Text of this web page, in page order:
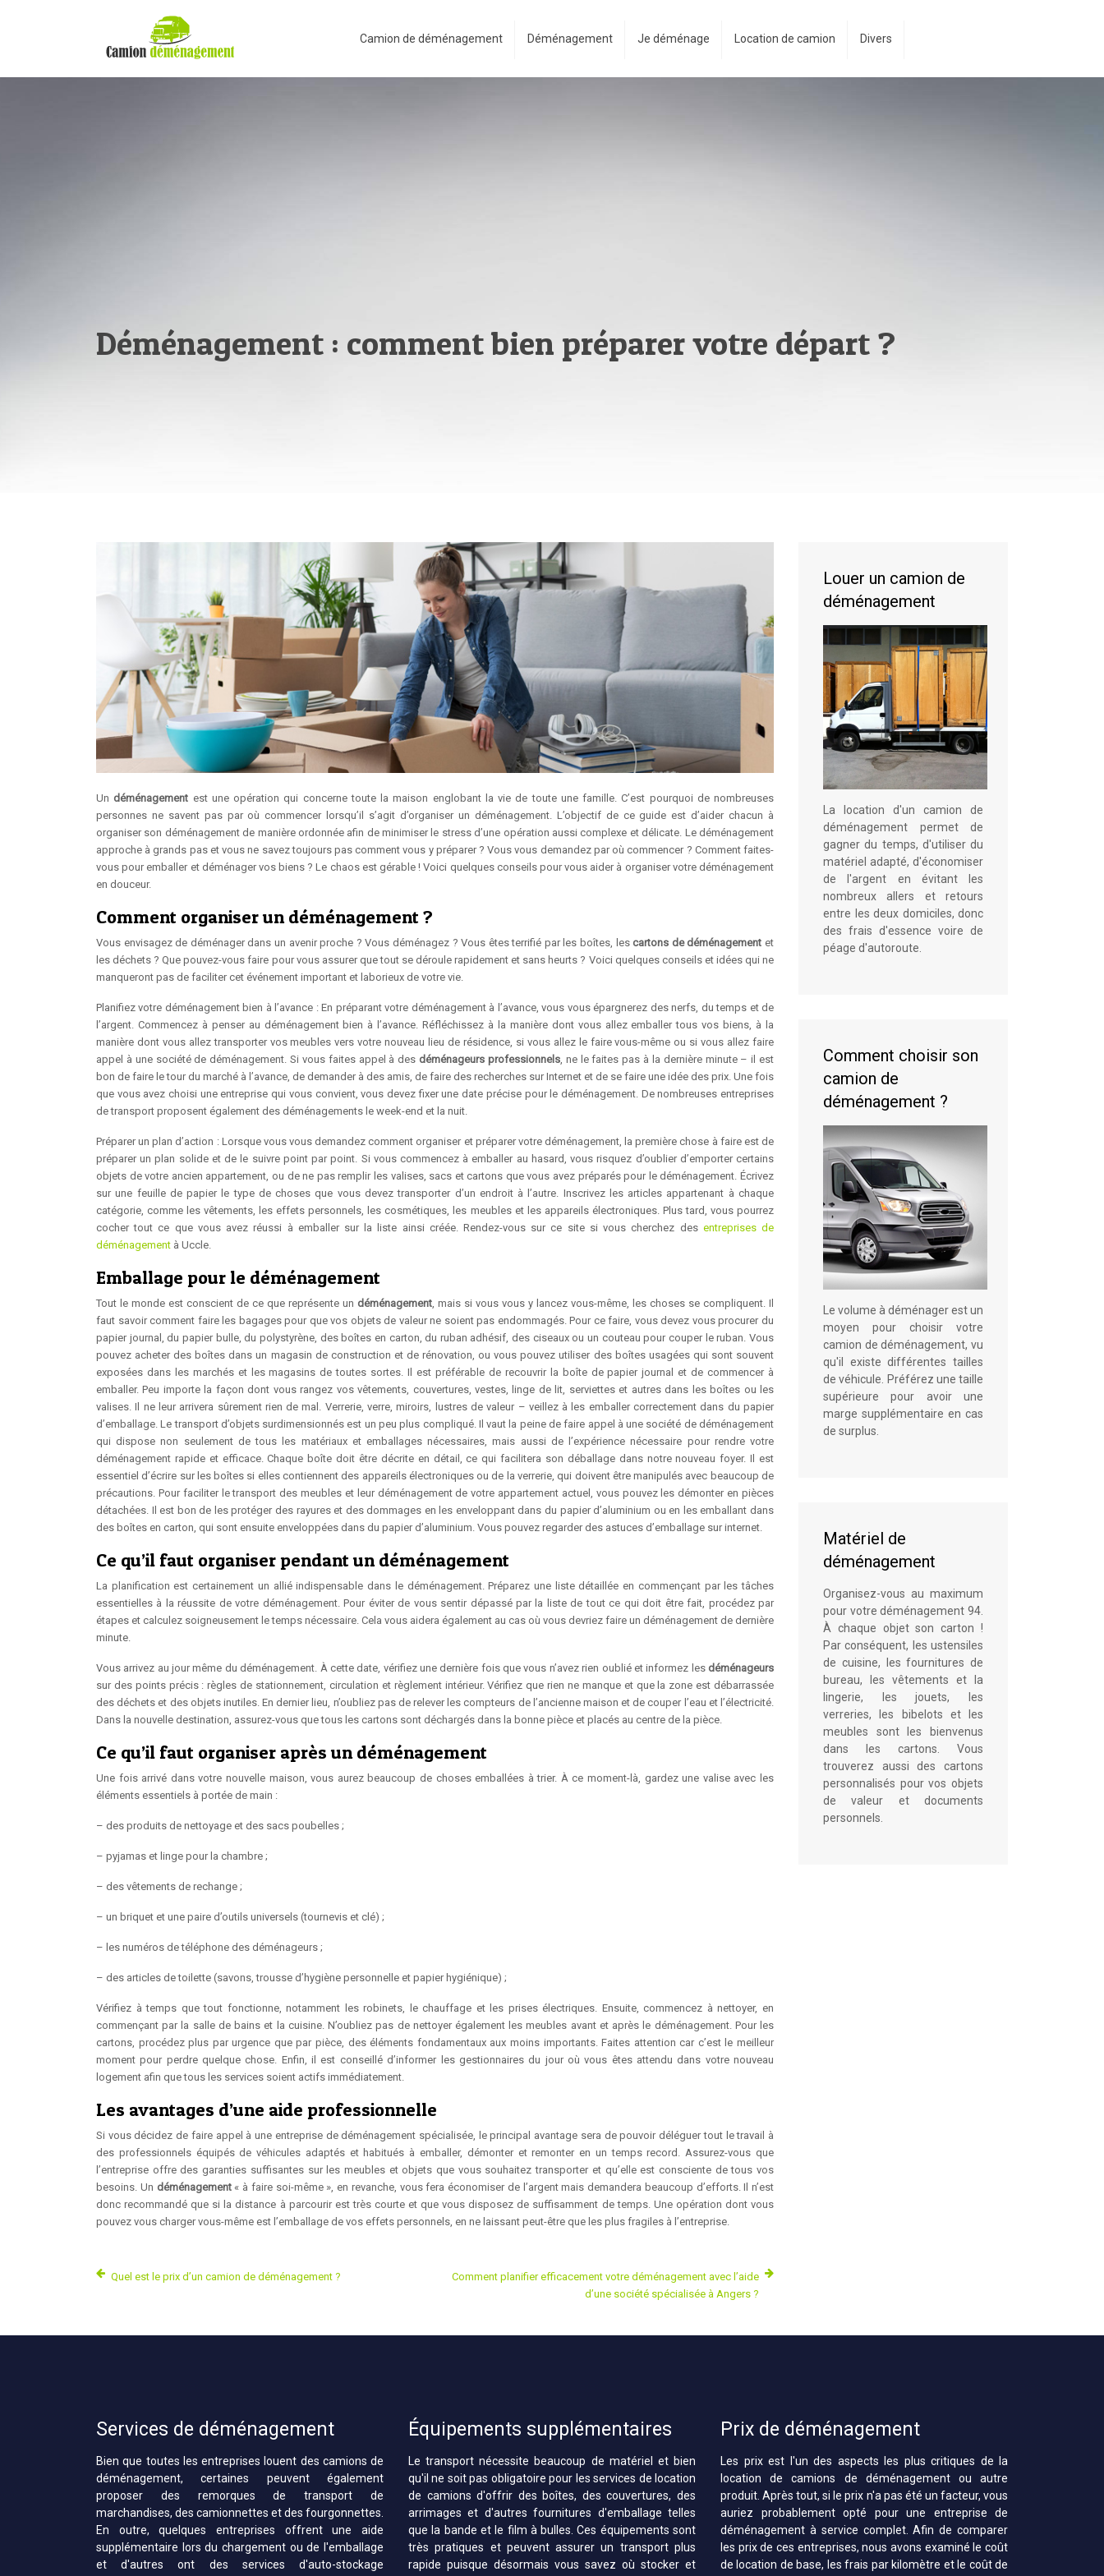
Camion de déménagement Déménagement Je déménage Location de camion Divers
Déménagement : comment bien préparer votre départ ?
Un déménagement est une opération qui concerne toute la maison englobant la vie de toute une famille. C’est pourquoi de nombreuses
personnes ne savent pas par où commencer lorsqu’il s’agit d’organiser un déménagement. L’objectif de ce guide est d’aider chacun à
organiser son déménagement de manière ordonnée afin de minimiser le stress d’une opération aussi complexe et délicate. Le déménagement
approche à grands pas et vous ne savez toujours pas comment vous y préparer ? Vous vous demandez par où commencer ? Comment faites-
vous pour emballer et déménager vos biens ? Le chaos est gérable ! Voici quelques conseils pour vous aider à organiser votre déménagement
en douceur.
Comment organiser un déménagement ?
Vous envisagez de déménager dans un avenir proche ? Vous déménagez ? Vous êtes terrifié par les boîtes, les cartons de déménagement et
les déchets ? Que pouvez-vous faire pour vous assurer que tout se déroule rapidement et sans heurts ? Voici quelques conseils et idées qui ne
manqueront pas de faciliter cet événement important et laborieux de votre vie.
Planifiez votre déménagement bien à l’avance : En préparant votre déménagement à l’avance, vous vous épargnerez des nerfs, du temps et de
l’argent. Commencez à penser au déménagement bien à l’avance. Réfléchissez à la manière dont vous allez emballer tous vos biens, à la
manière dont vous allez transporter vos meubles vers votre nouveau lieu de résidence, si vous allez le faire vous-même ou si vous allez faire
appel à une société de déménagement. Si vous faites appel à des déménageurs professionnels, ne le faites pas à la dernière minute – il est
bon de faire le tour du marché à l’avance, de demander à des amis, de faire des recherches sur Internet et de se faire une idée des prix. Une fois
que vous avez choisi une entreprise qui vous convient, vous devez fixer une date précise pour le déménagement. De nombreuses entreprises
de transport proposent également des déménagements le week-end et la nuit.
Préparer un plan d’action : Lorsque vous vous demandez comment organiser et préparer votre déménagement, la première chose à faire est de
préparer un plan solide et de le suivre point par point. Si vous commencez à emballer au hasard, vous risquez d’oublier d’emporter certains
objets de votre ancien appartement, ou de ne pas remplir les valises, sacs et cartons que vous avez préparés pour le déménagement. Écrivez
sur une feuille de papier le type de choses que vous devez transporter d’un endroit à l’autre. Inscrivez les articles appartenant à chaque
catégorie, comme les vêtements, les effets personnels, les cosmétiques, les meubles et les appareils électroniques. Plus tard, vous pourrez
cocher tout ce que vous avez réussi à emballer sur la liste ainsi créée. Rendez-vous sur ce site si vous cherchez des entreprises de
déménagement à Uccle.
Emballage pour le déménagement
Tout le monde est conscient de ce que représente un déménagement, mais si vous vous y lancez vous-même, les choses se compliquent. Il
faut savoir comment faire les bagages pour que vos objets de valeur ne soient pas endommagés. Pour ce faire, vous devez vous procurer du
papier journal, du papier bulle, du polystyrène, des boîtes en carton, du ruban adhésif, des ciseaux ou un couteau pour couper le ruban. Vous
pouvez acheter des boîtes dans un magasin de construction et de rénovation, ou vous pouvez utiliser des boîtes usagées qui sont souvent
exposées dans les marchés et les magasins de toutes sortes. Il est préférable de recouvrir la boîte de papier journal et de commencer à
emballer. Peu importe la façon dont vous rangez vos vêtements, couvertures, vestes, linge de lit, serviettes et autres dans les boîtes ou les
valises. Il ne leur arrivera sûrement rien de mal. Verrerie, verre, miroirs, lustres de valeur – veillez à les emballer correctement dans du papier
d’emballage. Le transport d’objets surdimensionnés est un peu plus compliqué. Il vaut la peine de faire appel à une société de déménagement
qui dispose non seulement de tous les matériaux et emballages nécessaires, mais aussi de l’expérience nécessaire pour rendre votre
déménagement rapide et efficace. Chaque boîte doit être décrite en détail, ce qui facilitera son déballage dans notre nouveau foyer. Il est
essentiel d’écrire sur les boîtes si elles contiennent des appareils électroniques ou de la verrerie, qui doivent être manipulés avec beaucoup de
précautions. Pour faciliter le transport des meubles et leur déménagement de votre appartement actuel, vous pouvez les démonter en pièces
détachées. Il est bon de les protéger des rayures et des dommages en les enveloppant dans du papier d’aluminium ou en les emballant dans
des boîtes en carton, qui sont ensuite enveloppées dans du papier d’aluminium. Vous pouvez regarder des astuces d’emballage sur internet.
Ce qu’il faut organiser pendant un déménagement
La planification est certainement un allié indispensable dans le déménagement. Préparez une liste détaillée en commençant par les tâches
essentielles à la réussite de votre déménagement. Pour éviter de vous sentir dépassé par la liste de tout ce qui doit être fait, procédez par
étapes et calculez soigneusement le temps nécessaire. Cela vous aidera également au cas où vous devriez faire un déménagement de dernière
minute.
Vous arrivez au jour même du déménagement. À cette date, vérifiez une dernière fois que vous n’avez rien oublié et informez les déménageurs
sur des points précis : règles de stationnement, circulation et règlement intérieur. Vérifiez que rien ne manque et que la zone est débarrassée
des déchets et des objets inutiles. En dernier lieu, n’oubliez pas de relever les compteurs de l’ancienne maison et de couper l’eau et l’électricité.
Dans la nouvelle destination, assurez-vous que tous les cartons sont déchargés dans la bonne pièce et placés au centre de la pièce.
Ce qu’il faut organiser après un déménagement
Une fois arrivé dans votre nouvelle maison, vous aurez beaucoup de choses emballées à trier. À ce moment-là, gardez une valise avec les
éléments essentiels à portée de main :
– des produits de nettoyage et des sacs poubelles ;
– pyjamas et linge pour la chambre ;
– des vêtements de rechange ;
– un briquet et une paire d’outils universels (tournevis et clé) ;
– les numéros de téléphone des déménageurs ;
– des articles de toilette (savons, trousse d’hygiène personnelle et papier hygiénique) ;
Vérifiez à temps que tout fonctionne, notamment les robinets, le chauffage et les prises électriques. Ensuite, commencez à nettoyer, en
commençant par la salle de bains et la cuisine. N’oubliez pas de nettoyer également les meubles avant et après le déménagement. Pour les
cartons, procédez plus par urgence que par pièce, des éléments fondamentaux aux moins importants. Faites attention car c’est le meilleur
moment pour perdre quelque chose. Enfin, il est conseillé d’informer les gestionnaires du jour où vous êtes attendu dans votre nouveau
logement afin que tous les services soient actifs immédiatement.
Les avantages d’une aide professionnelle
Si vous décidez de faire appel à une entreprise de déménagement spécialisée, le principal avantage sera de pouvoir déléguer tout le travail à
des professionnels équipés de véhicules adaptés et habitués à emballer, démonter et remonter en un temps record. Assurez-vous que
l’entreprise offre des garanties suffisantes sur les meubles et objets que vous souhaitez transporter et qu’elle est consciente de tous vos
besoins. Un déménagement« à faire soi-même », en revanche, vous fera économiser de l’argent mais demandera beaucoup d’efforts. Il n’est
donc recommandé que si la distance à parcourir est très courte et que vous disposez de suffisamment de temps. Une opération dont vous
pouvez vous charger vous-même est l’emballage de vos effets personnels, en ne laissant peut-être que les plus fragiles à l’entreprise.
Quel est le prix d’un camion de déménagement ?
Comment planifier efficacement votre déménagement avec l’aide
d’une société spécialisée à Angers ?
Louer un camion de
déménagement
La location d'un camion de
déménagement permet de
gagner du temps, d'utiliser du
matériel adapté, d'économiser
de l'argent en évitant les
nombreux allers et retours
entre les deux domiciles, donc
des frais d'essence voire de
péage d'autoroute.
Comment choisir son
camion de
déménagement ?
Le volume à déménager est un
moyen pour choisir votre
camion de déménagement, vu
qu'il existe différentes tailles
de véhicule. Préférez une taille
supérieure pour avoir une
marge supplémentaire en cas
de surplus.
Matériel de
déménagement
Organisez-vous au maximum
pour votre déménagement 94.
À chaque objet son carton !
Par conséquent, les ustensiles
de cuisine, les fournitures de
bureau, les vêtements et la
lingerie, les jouets, les
verreries, les bibelots et les
meubles sont les bienvenus
dans les cartons. Vous
trouverez aussi des cartons
personnalisés pour vos objets
de valeur et documents
personnels.
Services de déménagement
Bien que toutes les entreprises louent des camions de
déménagement, certaines peuvent également
proposer des remorques de transport de
marchandises, des camionnettes et des fourgonnettes.
En outre, quelques entreprises offrent une aide
supplémentaire lors du chargement ou de l'emballage
et d'autres ont des services d'auto-stockage
Équipements supplémentaires
Le transport nécessite beaucoup de matériel et bien
qu'il ne soit pas obligatoire pour les services de location
de camions d'offrir des boîtes, des couvertures, des
arrimages et d'autres fournitures d'emballage telles
que la bande et le film à bulles. Ces équipements sont
très pratiques et peuvent assurer un transport plus
rapide puisque désormais vous savez où stocker et
Prix de déménagement
Les prix est l'un des aspects les plus critiques de la
location de camions de déménagement ou autre
produit. Après tout, si le prix n'a pas été un facteur, vous
auriez probablement opté pour une entreprise de
déménagement à service complet. Afin de comparer
les prix de ces entreprises, nous avons examiné le coût
de location de base, les frais par kilomètre et le coût de